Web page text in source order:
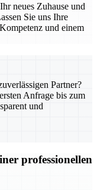
neues Zuhause und
Sie uns Ihre
und einem
Partner?
Anfrage bis zum
und
professionellen